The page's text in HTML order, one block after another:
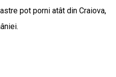
pot porni atât din Craiova,